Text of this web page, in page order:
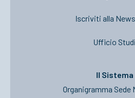
Iscriviti alla
Ufficio Studi
Il Sistema
Organigramma Sede